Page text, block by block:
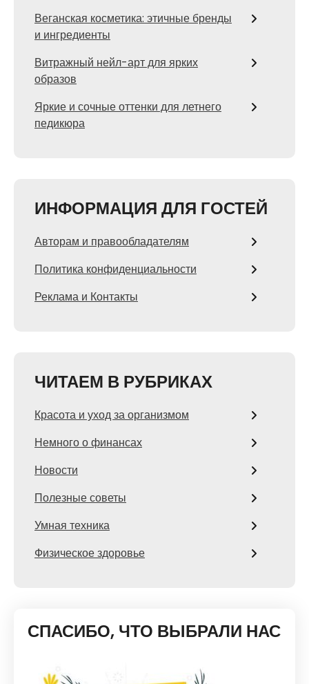
Веганская косметика: этичные бренды
и ингредиенты
Витражный нейл-арт для ярких
образов
Яркие и сочные оттенки для летнего
педикюра
ИНФОРМАЦИЯ ДЛЯ ГОСТЕЙ
Авторам и правообладателям
Политика конфиденциальности
Реклама и Контакты
ЧИТАЕМ В РУБРИКАХ
Красота и уход за организмом
Немного о финансах
Новости
Полезные советы
Умная техника
Физическое здоровье
СПАСИБО, ЧТО ВЫБРАЛИ НАС